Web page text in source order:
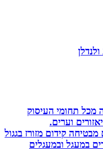
תחומי העיסוק
וערים.
קידום מזורז בגגול
ובמעגלים